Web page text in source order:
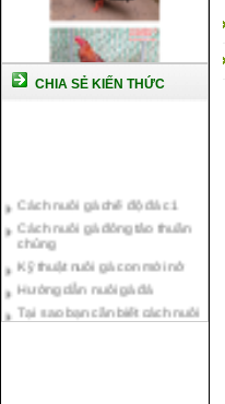
CHIA SẺ KIẾN THỨC
Cách nuôi gà đông tảo thuần
chủng
Kỹ thuật nuôi gà con mới nở
Hướng dẫn nuôi gà đá
Tại sao bạn cần biết cách nuôi
gà chọi ?